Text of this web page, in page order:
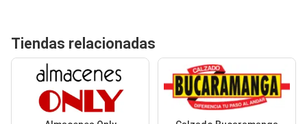
Tiendas relacionadas